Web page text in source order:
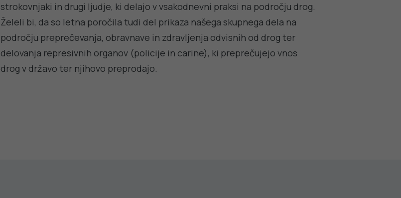
strokovnjaki in drugi ljudje, ki delajo v vsakodnevni praksi na področju drog.
Želeli bi, da so letna poročila tudi del prikaza našega skupnega dela na
področju preprečevanja, obravnave in zdravljenja odvisnih od drog ter
delovanja represivnih organov (policije in carine), ki preprečujejo vnos
drog v državo ter njihovo preprodajo.